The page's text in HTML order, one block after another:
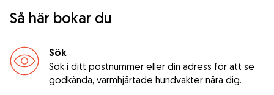
Så här bokar du
Sök
Sök i ditt postnummer eller din adress för att se
godkända, varmhjärtade hundvakter nära dig.